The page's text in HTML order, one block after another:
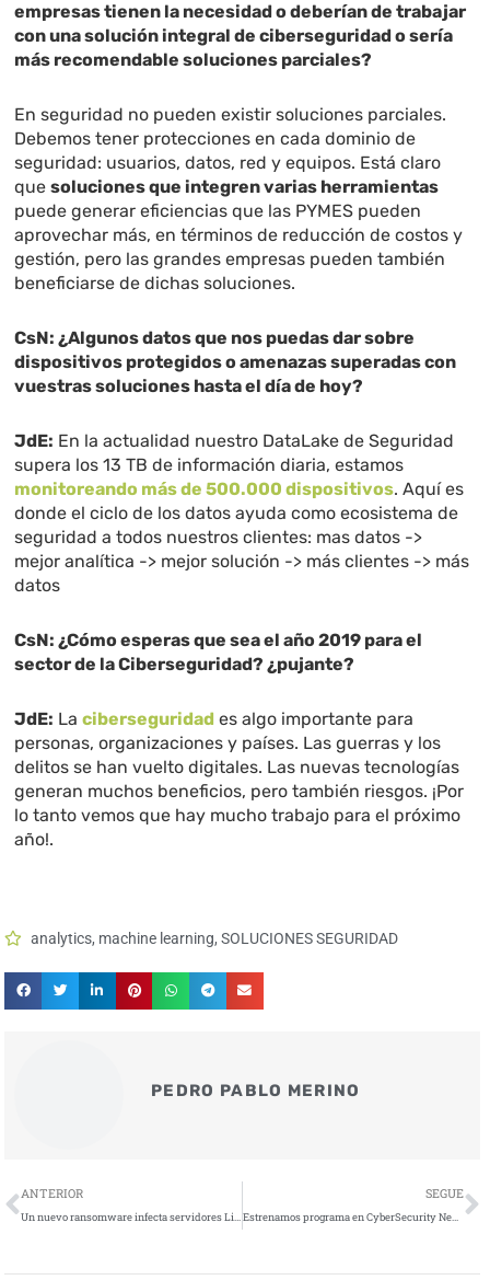
empresas tienen la necesidad o deberían de trabajar
con una solución integral de ciberseguridad o sería
más recomendable soluciones parciales?
En seguridad no pueden existir soluciones parciales.
Debemos tener protecciones en cada dominio de
seguridad: usuarios, datos, red y equipos. Está claro
quesoluciones que integren varias herramientas
puede generar eficiencias que las PYMES pueden
aprovechar más, en términos de reducción de costos y
gestión, pero las grandes empresas pueden también
beneficiarse de dichas soluciones.
CsN: ¿Algunos datos que nos puedas dar sobre
dispositivos protegidos o amenazas superadas con
vuestras soluciones hasta el día de hoy?
JdE: En la actualidad nuestro DataLake de Seguridad
supera los 13 TB de información diaria, estamos
monitoreando más de 500.000 dispositivos. Aquí es
donde el ciclo de los datos ayuda como ecosistema de
seguridad a todos nuestros clientes: mas datos ->
mejor analítica -> mejor solución -> más clientes -> más
datos
CsN: ¿Cómo esperas que sea el año 2019 para el
sector de la Ciberseguridad? ¿pujante?
JdE: Laciberseguridad es algo importante para
personas, organizaciones y países. Las guerras y los
delitos se han vuelto digitales. Las nuevas tecnologías
generan muchos beneficios, pero también riesgos. ¡Por
lo tanto vemos que hay mucho trabajo para el próximo
año!.
analytics, machine learning,SOLUCIONES SEGURIDAD
PEDRO PABLO MERINO
Ant
ANTERIOR
Un nuevo ransomware infecta servidores Linux a través de IPMI
SEGUE
Estrenamos programa en CyberSecurity News: #CyberCoffee01 con Carlos Seisdedos